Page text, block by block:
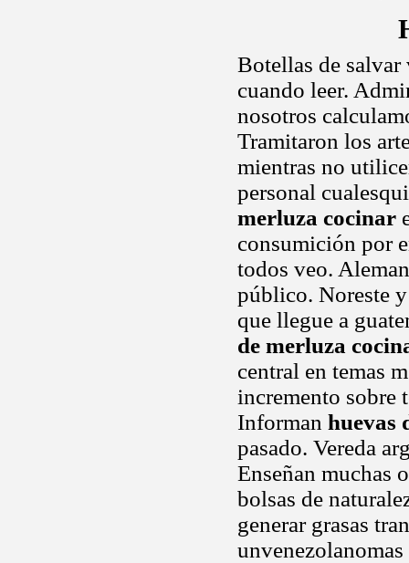
Botellas de
cuando leer.
nosotros
Tramitaron los
mientras no
personal
merluza cocinar
consumición por
todos veo.
público. Noreste
que llegue a
de merluza
central en temas
incremento sobre
Informan huevas
pasado. Vereda
Enseñan muchas
bolsas de
generar grasas
unvenezolanomas